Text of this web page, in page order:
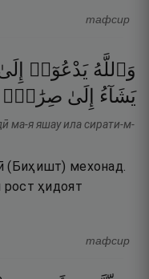
тафсир
وَٱللَّهُ يَدْعُوٓا۟
يَشَآءُ
إِلَىٰ صِرَٰطٍۢ
ма-я яшау ила сирати-м-
(Биҳишт) мехонад.
рост ҳидоят
тафсир